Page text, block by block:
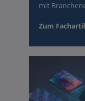
mit
Zum